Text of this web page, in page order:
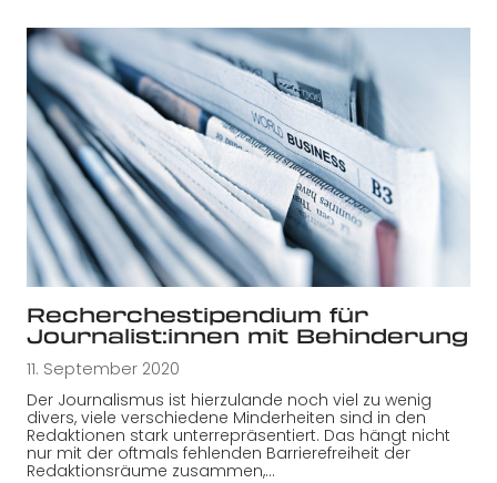
Recherchestipendium für
Journalist:innen mit Behinderung
11. September 2020
Der Journalismus ist hierzulande noch viel zu wenig
divers, viele verschiedene Minderheiten sind in den
Redaktionen stark unterrepräsentiert. Das hängt nicht
nur mit der oftmals fehlenden Barrierefreiheit der
Redaktionsräume zusammen,…